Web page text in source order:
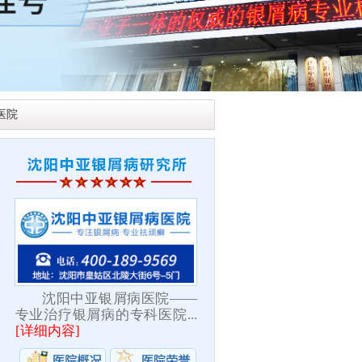
院
沈阳中亚银屑病医院——
专业治疗银屑病的专科医院...
[详细内容]